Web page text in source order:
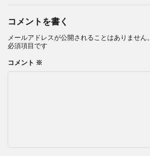
コメントを書く
メールアドレスが公開されることはありません。
必須項目です
コメント ※